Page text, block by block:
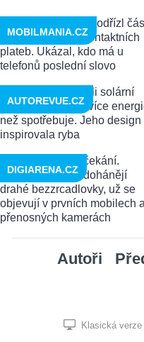
MOBILMANIA.CZ
AUTOREVUE.CZ
DIGIARENA.CZ
Autoři
Klasická verze